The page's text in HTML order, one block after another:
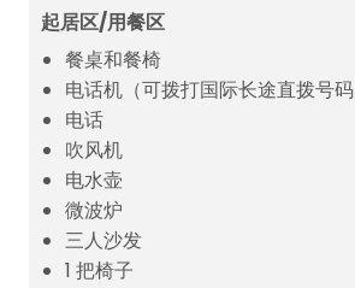
起居区/用餐区
餐桌和餐椅
电话机（可拨打国际长途直拨号
电话
吹风机
电水壶
微波炉
三人沙发
1 把椅子